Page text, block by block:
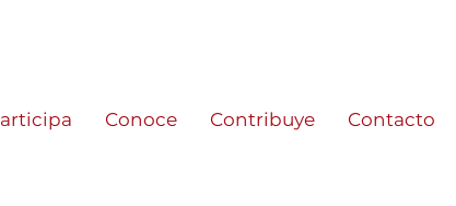
Conoce Contribuye Contacto